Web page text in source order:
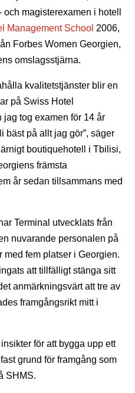
magisterexamen i hotell
Management School 2006,
Forbes Women Georgien,
omslagsstjärna.
kvalitetstjänster blir en
på Swiss Hotel
jag tog examen för 14 år
bäst på allt jag gör”, säger
boutiquehotell i Tbilisi,
främsta
år sedan tillsammans med
Terminal utvecklats från
nuvarande personalen på
med fem platser i Georgien.
att tillfälligt stänga sitt
anmärkningsvärt att tre av
framgångsrikt mitt i
för att bygga upp ett
grund för framgång som
SHMS.